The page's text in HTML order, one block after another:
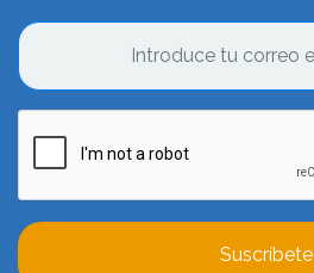
Suscríbete